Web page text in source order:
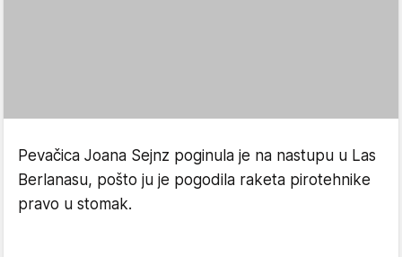
Pevačica Joana Sejnz poginula je na nastupu u Las
Berlanasu, pošto ju je pogodila raketa pirotehnike
pravo u stomak.